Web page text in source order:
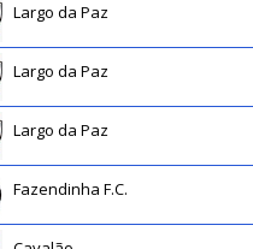
Largo da Paz
Largo da Paz
Largo da Paz
Fazendinha F.C.